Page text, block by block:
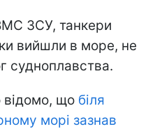
ЗСУ, танкери
вийшли в море, не
судноплавства.
відомо, що біля
морі зазнав